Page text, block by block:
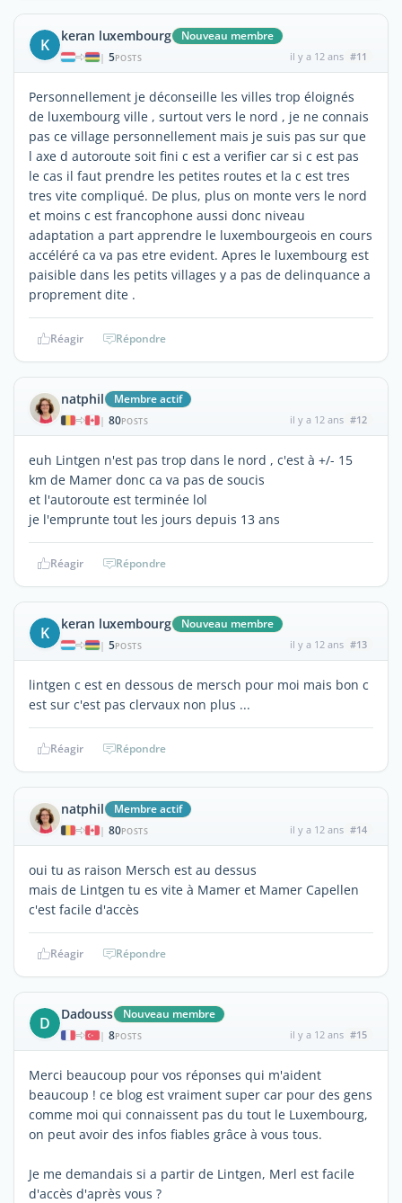
K keran luxembourg Nouveau membre
| 5POSTS il y a 12 ans #11
Personnellement je déconseille les villes trop éloignés
de luxembourg ville , surtout vers le nord , je ne connais
pas ce village personnellement mais je suis pas sur que
l axe d autoroute soit fini c est a verifier car si c est pas
le cas il faut prendre les petites routes et la c est tres
tres vite compliqué. De plus, plus on monte vers le nord
et moins c est francophone aussi donc niveau
adaptation a part apprendre le luxembourgeois en cours
accéléré ca va pas etre evident. Apres le luxembourg est
paisible dans les petits villages y a pas de delinquance a
proprement dite .
Réagir Répondre
natphil Membre actif
| 80POSTS il y a 12 ans #12
euh Lintgen n'est pas trop dans le nord , c'est à +/- 15
km de Mamer donc ca va pas de soucis
et l'autoroute est terminée lol
je l'emprunte tout les jours depuis 13 ans
Réagir Répondre
K keran luxembourg Nouveau membre
| 5POSTS il y a 12 ans #13
lintgen c est en dessous de mersch pour moi mais bon c
est sur c'est pas clervaux non plus ...
Réagir Répondre
natphil Membre actif
| 80POSTS il y a 12 ans #14
oui tu as raison Mersch est au dessus
mais de Lintgen tu es vite à Mamer et Mamer Capellen
c'est facile d'accès
Réagir Répondre
D Dadouss Nouveau membre
| 8POSTS il y a 12 ans #15
Merci beaucoup pour vos réponses qui m'aident
beaucoup ! ce blog est vraiment super car pour des gens
comme moi qui connaissent pas du tout le Luxembourg,
on peut avoir des infos fiables grâce à vous tous.
Je me demandais si a partir de Lintgen, Merl est facile
d'accès d'après vous ?